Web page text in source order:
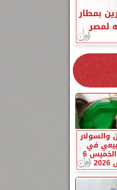
بمطار
لمصر
والسولار
في
مصر اليوم الخميس 6